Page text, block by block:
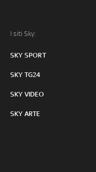
I siti Sky:
SKY SPORT
SKY TG24
SKY VIDEO
SKY ARTE